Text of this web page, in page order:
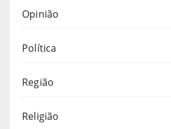
Opinião
Política
Região
Religião